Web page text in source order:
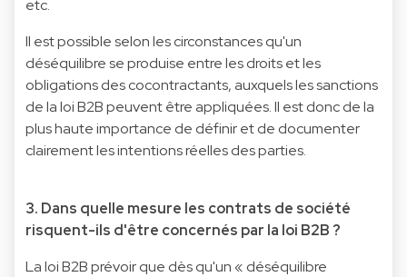
etc.
Il est possible selon les circonstances qu'un
déséquilibre se produise entre les droits et les
obligations des cocontractants, auxquels les sanctions
de la loi B2B peuvent être appliquées. Il est donc de la
plus haute importance de définir et de documenter
clairement les intentions réelles des parties.
3. Dans quelle mesure les contrats de société
risquent-ils d'être concernés par la loi B2B ?
La loi B2B prévoir que dès qu'un « déséquilibre